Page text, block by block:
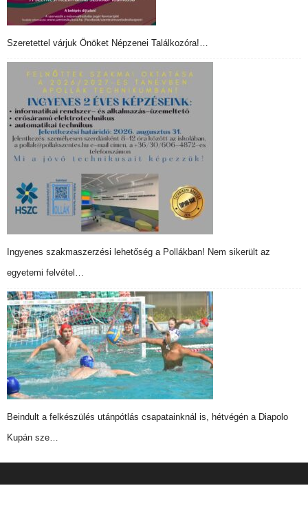
Szeretettel várjuk Önöket Népzenei Találkozóra!…
Ingyenes szakmaszerzési lehetőség a Pollákban! Nem sikerült az
egyetemi felvétel…
Beindult a felkészülés utánpótlás csapatainknál is, hétvégén a Diapolo
Kupán sze…